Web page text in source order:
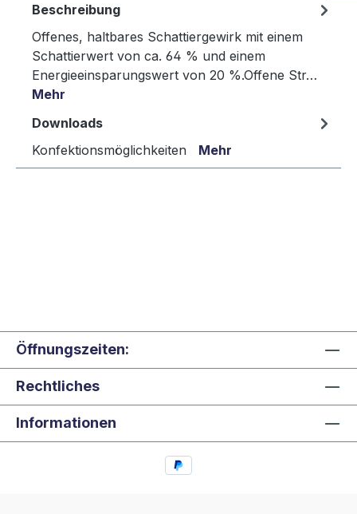
Beschreibung
Offenes, haltbares Schattiergewirk mit einem
Schattierwert von ca. 64 % und einem
Energieeinsparungswert von 20 %.Offene Str…
Mehr
Downloads
Konfektionsmöglichkeiten Mehr
Öffnungszeiten:
Rechtliches
Informationen